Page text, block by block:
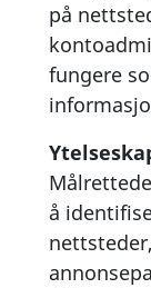
på
fungere
å